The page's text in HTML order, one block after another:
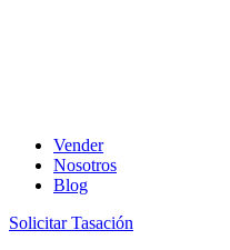
Vender
Nosotros
Blog
Solicitar Tasación